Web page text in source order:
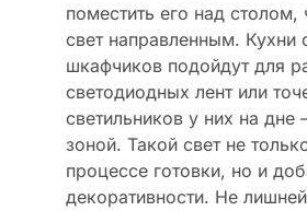
поместить его над столом,
свет направленным. Кухни
шкафчиков подойдут для
светодиодных лент или
светильников у них на
зоной. Такой свет не
процессе готовки, но и
декоративности. Не